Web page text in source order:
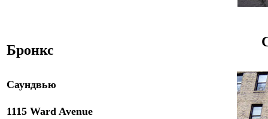
Бронкс
Саундвью
1115 Ward Avenue